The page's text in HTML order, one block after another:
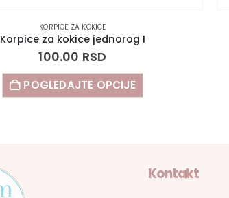
KORPICE ZA KOKICE
Korpice za kokice jednorog I
100.00 RSD
POGLEDAJTE OPCIJE
Kontakt